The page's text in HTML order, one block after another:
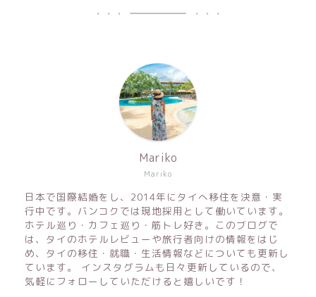
Mariko
Mariko
日本で国際結婚をし、2014年にタイへ移住を決意・実
行中です。バンコクでは現地採用として働いています。
ホテル巡り・カフェ巡り・筋トレ好き。このブログで
は、タイのホテルレビューや旅行者向けの情報をはじ
め、タイの移住・就職・生活情報などについても更新し
ています。 インスタグラムも日々更新しているので、
気軽にフォローしていただけると嬉しいです！